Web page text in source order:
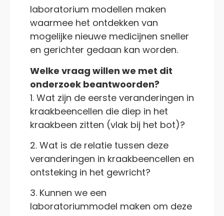
laboratorium modellen maken
waarmee het ontdekken van
mogelijke nieuwe medicijnen sneller
en gerichter gedaan kan worden.
Welke vraag willen we met dit
onderzoek beantwoorden?
1. Wat zijn de eerste veranderingen in
kraakbeencellen die diep in het
kraakbeen zitten (vlak bij het bot)?
2. Wat is de relatie tussen deze
veranderingen in kraakbeencellen en
ontsteking in het gewricht?
3. Kunnen we een
laboratoriummodel maken om deze